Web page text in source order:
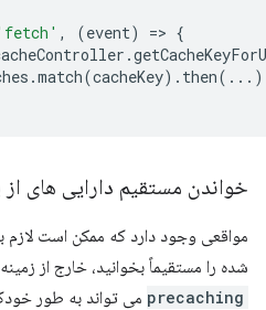
, (event) => {
.
.match(cacheKey). then
خواندن مستقیم دارایی های
مواقعی وجود دارد که ممکن است لازم
شده را مستقیماً بخوانید، خارج از
precaching می تواند به طور